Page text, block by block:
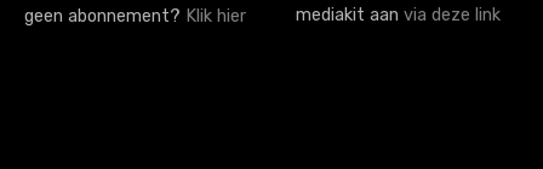
geen abonnement? Klik hier
mediakit aan via deze link